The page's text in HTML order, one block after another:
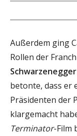
Außerdem ging
Rollen der
Schwarzenegger
betonte, dass er
Präsidenten der
klargemacht
Terminator-Film